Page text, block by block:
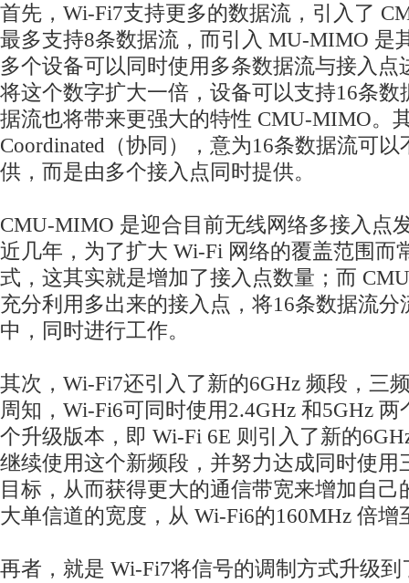
首先，Wi-Fi7支持更多的数据流，引入了
最多支持8条数据流，而引入 MU-MIMO 是
多个设备可以同时使用多条数据流与接入点
将这个数字扩大一倍，设备可以支持16条数
据流也将带来更强大的特性 CMU-MIMO。
Coordinated（协同），意为16条数据流可
供，而是由多个接入点同时提供。
CMU-MIMO 是迎合目前无线网络多接入点
近几年，为了扩大 Wi-Fi 网络的覆盖范围而
式，这其实就是增加了接入点数量；而
充分利用多出来的接入点，将16条数据流分
中，同时进行工作。
其次，Wi-Fi7还引入了新的6GHz 频段，三
周知，Wi-Fi6可同时使用2.4GHz 和5GHz
个升级版本，即 Wi-Fi 6E 则引入了新的
继续使用这个新频段，并努力达成同时使用
目标，从而获得更大的通信带宽来增加自己
大单信道的宽度，从 Wi-Fi6的160MHz 倍增
再者，就是 Wi-Fi7将信号的调制方式升级